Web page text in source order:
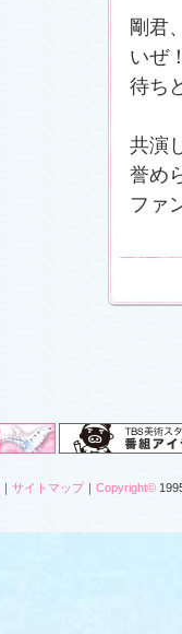
剛君
いぜ
待ち
共演
誉め
ファ
｜ サイトマップ｜ Copyright©